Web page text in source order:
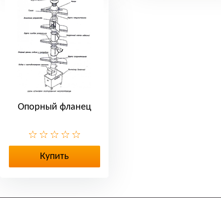
Опорный фланец
Купить